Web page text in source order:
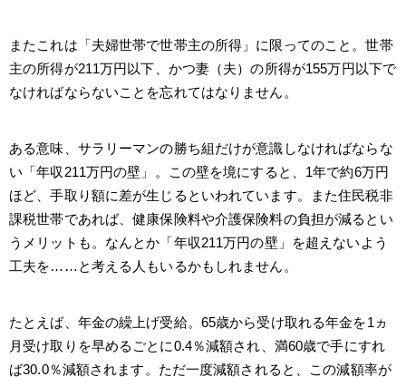
またこれは「夫婦世帯で世帯主の所得」に限ってのこと。世帯
主の所得が211万円以下、かつ妻（夫）の所得が155万円以下で
なければならないことを忘れてはなりません。
ある意味、サラリーマンの勝ち組だけが意識しなければならな
い「年収211万円の壁」。この壁を境にすると、1年で約6万円
ほど、手取り額に差が生じるといわれています。また住民税非
課税世帯であれば、健康保険料や介護保険料の負担が減るとい
うメリットも。なんとか「年収211万円の壁」を超えないよう
工夫を……と考える人もいるかもしれません。
たとえば、年金の繰上げ受給。65歳から受け取れる年金を1ヵ
月受け取りを早めるごとに0.4％減額され、満60歳で手にすれ
ば30.0％減額されます。ただ一度減額されると、この減額率が